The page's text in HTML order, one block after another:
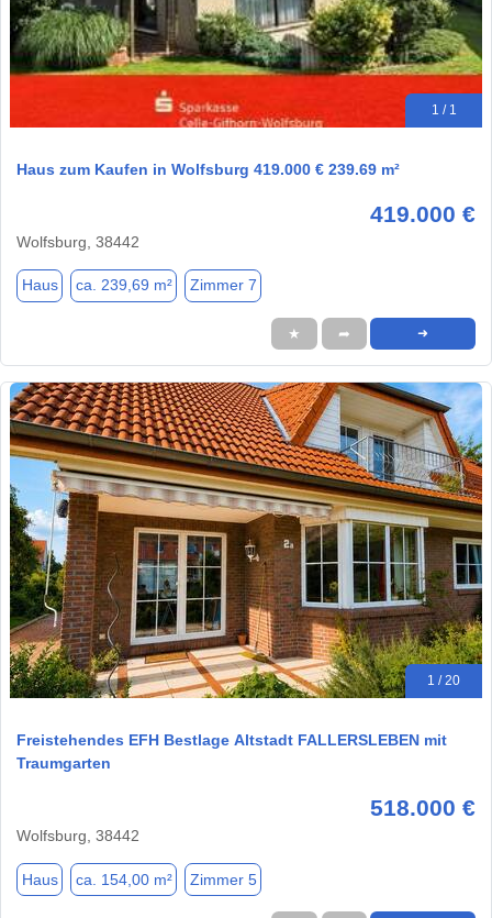
1 / 1
Haus zum Kaufen in Wolfsburg 419.000 € 239.69 m²
419.000 €
Wolfsburg, 38442
Haus ca. 239,69 m² Zimmer 7
★ ➦ ➜
1 / 20
Freistehendes EFH Bestlage Altstadt FALLERSLEBEN mit
Traumgarten
518.000 €
Wolfsburg, 38442
Haus ca. 154,00 m² Zimmer 5